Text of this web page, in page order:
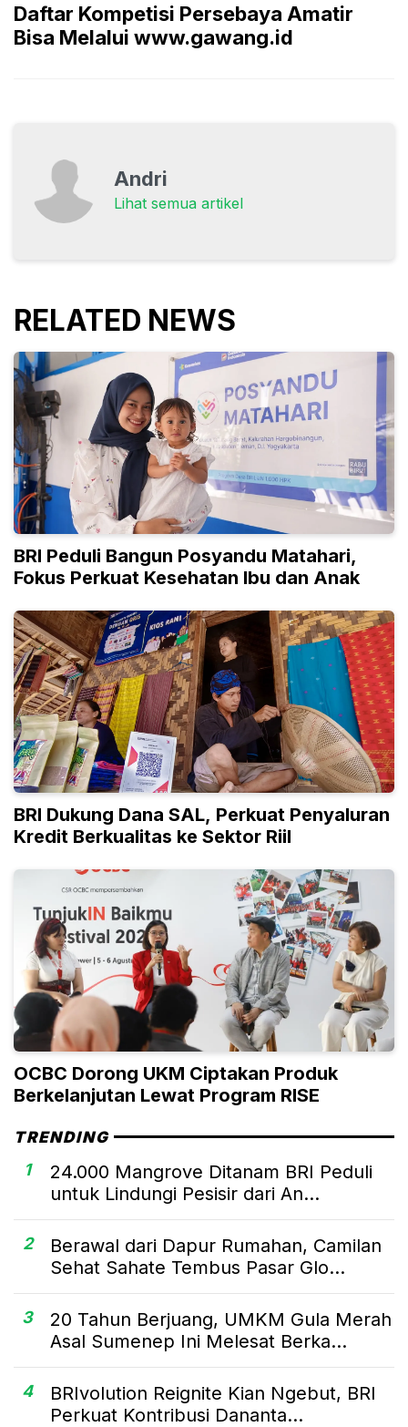
Daftar Kompetisi Persebaya Amatir
Bisa Melalui www.gawang.id
Andri
Lihat semua artikel
RELATED NEWS
BRI Peduli Bangun Posyandu Matahari,
Fokus Perkuat Kesehatan Ibu dan Anak
BRI Dukung Dana SAL, Perkuat Penyaluran
Kredit Berkualitas ke Sektor Riil
OCBC Dorong UKM Ciptakan Produk
Berkelanjutan Lewat Program RISE
TRENDING
1
24.000 Mangrove Ditanam BRI Peduli
untuk Lindungi Pesisir dari An...
2
Berawal dari Dapur Rumahan, Camilan
Sehat Sahate Tembus Pasar Glo...
3
20 Tahun Berjuang, UMKM Gula Merah
Asal Sumenep Ini Melesat Berka...
4
BRIvolution Reignite Kian Ngebut, BRI
Perkuat Kontribusi Dananta...